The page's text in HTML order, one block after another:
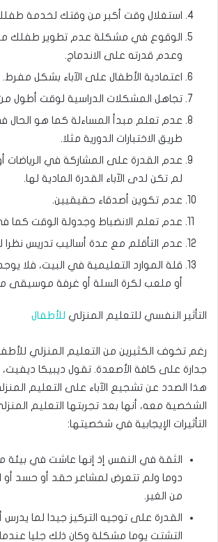
استغلال وقت أكبر من وقتك لخدمة
الوقوع في مشكلة عدم تطوير طفلك
وعدم قدرته على الاندماج.
اعتمادية الأطفال على الآباء بشكل مفرط.
تجاهل المشكلات الدراسية لوقت أطول
عدم تعلم مبدأ المساءلة كما هو الحال
طريق الاختبارات الدورية مثلا.
عدم القدرة على المشاركة في الرياضات
لم تكن لدى الآباء القدرة المادية لها.
عدم تكوين أصدقاء حقيقيين.
عدم تعلم الانضباط وجدولة الوقت كما
عدم التأقلم مع عدة أساليب تدريس نظرا
قلة الموارد التعليمية في البيت، فلا
أو ملعب لكرة السلة أو غرفة موسيقى
التأثير النفسي للتعليم المنزلي للأطفال
رغم تخوف الكثيرين من التعليم المنزلي
جدارة على كافة الأصعدة. تقول ديبيكا ديفيت،
هذا الصدد عن تشجيع الآباء على التعليم
الشخصية معه، أنها بعد تجربتها التعليم
التأثيرات الإيجابية في شخصيتها:
الثقة في النفس إذ إنها عاشت في بيئة
دوما ولم تتعرض لمشاعر حقد أو حسد أو
من الغير.
القدرة على توجيه التركيز جيدا لما يدرس
التشتت يوما مشكلة وكان ذلك جليا